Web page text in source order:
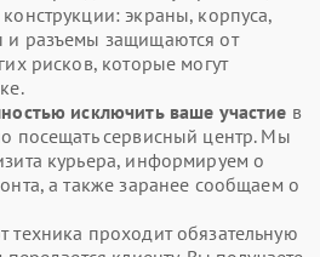
экраны, корпуса,
и разъемы защищаются от
рисков, которые могут
исключить ваше участие в
посещать сервисный центр. Мы
курьера, информируем о
а также заранее сообщаем о
техника проходит обязательную